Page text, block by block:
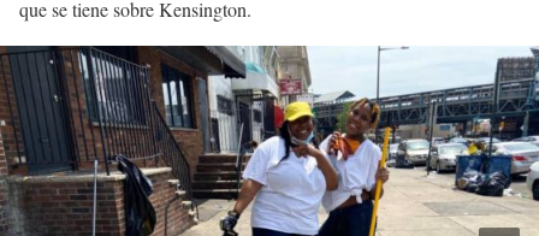
que se tiene sobre Kensington.